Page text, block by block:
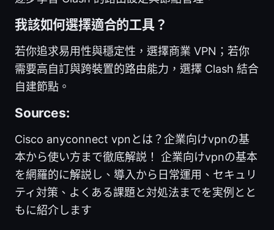
我該如何選擇適合的工具？
若你追求易用性與穩定性，選擇商業 VPN；若你
需要高自訂與跨裝置的路由能力，選擇 Clash 結合
自建節點。
Sources:
Cisco anyconnect vpnとは？企業向けvpnの基
本から使い方まで徹底解説！ 企業向けvpnの基本
を網羅的に解説し、導入から日常運用、セキュリ
ティ対策、よくある課題と対処法までを実例とと
もに紹介します